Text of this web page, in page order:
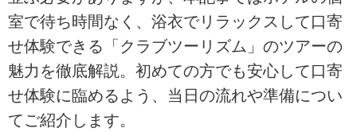
室で待ち時間なく、浴衣でリラックスして口寄
せ体験できる「クラブツーリズム」のツアーの
魅力を徹底解説。初めての方でも安心して口寄
せ体験に臨めるよう、当日の流れや準備につい
てご紹介します。